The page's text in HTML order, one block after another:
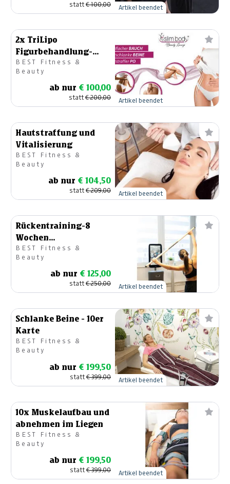
statt€ 100,00 Artikel beendet
2x TriLipo
Figurbehandlung-
Bauchpaket
BEST Fitness &
Beauty
ab nur € 100,00
statt€ 200,00 Artikel beendet
Hautstraffung und
Vitalisierung
BEST Fitness &
Beauty
ab nur € 104,50
statt€ 209,00 Artikel beendet
Rückentraining-8
Wochen
Aufbauprogramm
BEST Fitness &
Beauty
ab nur € 125,00
statt€ 250,00 Artikel beendet
Schlanke Beine - 10er
Karte
BEST Fitness &
Beauty
ab nur € 199,50
statt€ 399,00 Artikel beendet
10x Muskelaufbau und
abnehmen im Liegen
BEST Fitness &
Beauty
ab nur € 199,50
statt€ 399,00 Artikel beendet